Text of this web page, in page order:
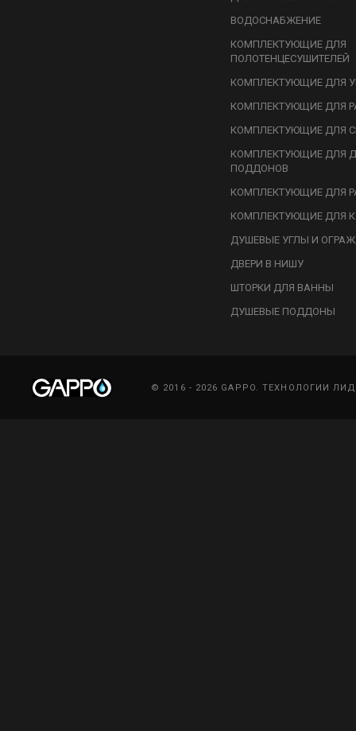
ВОДОСНАБЖЕНИЕ
КОМПЛЕКТУЮЩИЕ ДЛЯ
ПОЛОТЕНЦЕСУШИТЕЛЕЙ
КОМПЛЕКТУЮЩИЕ ДЛЯ
КОМПЛЕКТУЮЩИЕ ДЛЯ
КОМПЛЕКТУЮЩИЕ ДЛЯ
КОМПЛЕКТУЮЩИЕ ДЛЯ
ПОДДОНОВ
КОМПЛЕКТУЮЩИЕ ДЛЯ
КОМПЛЕКТУЮЩИЕ ДЛЯ
ДУШЕВЫЕ УГЛЫ И
ДВЕРИ В НИШУ
ШТОРКИ ДЛЯ ВАННЫ
ДУШЕВЫЕ ПОДДОНЫ
© 2016 - 2026 GAPPO. ТЕХНОЛОГИИ